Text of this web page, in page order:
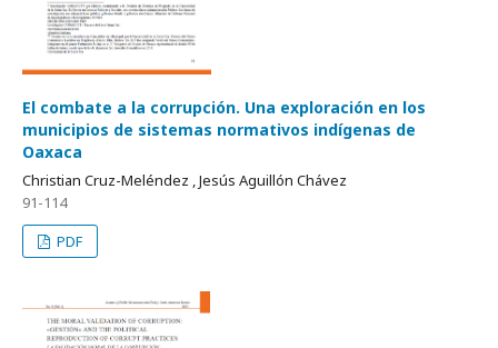
El combate a la corrupción. Una exploración en los
municipios de sistemas normativos indígenas de
Oaxaca
Christian Cruz-Meléndez , Jesús Aguillón Chávez
91-114
PDF